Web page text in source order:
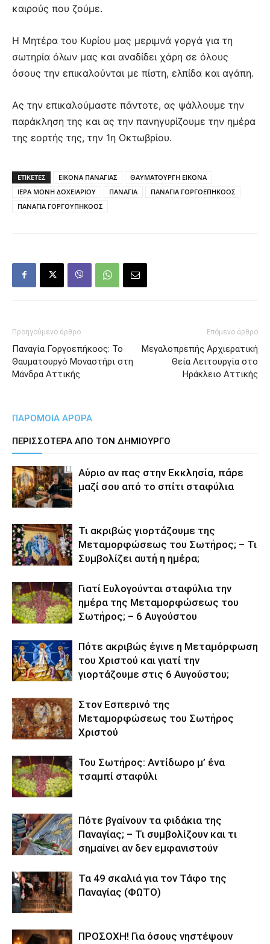
καιρούς που ζούμε.
Η Μητέρα του Κυρίου μας μεριμνά γοργά για τη
σωτηρία όλων μας και αναδίδει χάρη σε όλους
όσους την επικαλούνται με πίστη, ελπίδα και αγάπη.
Ας την επικαλούμαστε πάντοτε, ας ψάλλουμε την
παράκληση της και ας την πανηγυρίζουμε την ημέρα
της εορτής της, την 1η Οκτωβρίου.
ΕΤΙΚΕΤΕΣ ΕΙΚΟΝΑ ΠΑΝΑΓΙΑΣ
ΘΑΥΜΑΤΟΥΡΓΗ ΕΙΚΟΝΑ
ΙΕΡΑ ΜΟΝΗ ΔΟΧΕΙΑΡΙΟΥ
ΠΑΝΑΓΙΑ
ΠΑΝΑΓΙΑ ΓΟΡΓΟΕΠΗΚΟΟΣ
ΠΑΝΑΓΙΑ ΓΟΡΓΟΥΠΗΚΟΟΣ
Προηγούμενο άρθρο
Παναγία Γοργοεπήκοος: Το
Θαυματουργό Μοναστήρι στη
Μάνδρα Αττικής
Επόμενο άρθρο
Μεγαλοπρεπής Αρχιερατική
Θεία Λειτουργία στο
Ηράκλειο Αττικής
ΠΑΡΟΜΟΙΑ ΑΡΘΡΑ
ΠΕΡΙΣΣΟΤΕΡΑ ΑΠΟ ΤΟΝ ΔΗΜΙΟΥΡΓΟ
Αύριο αν πας στην Εκκλησία, πάρε
μαζί σου από το σπίτι σταφύλια
Τι ακριβώς γιορτάζουμε της
Μεταμορφώσεως του Σωτήρος; – Τι
Συμβολίζει αυτή η ημέρα;
Γιατί Ευλογούνται σταφύλια την
ημέρα της Μεταμορφώσεως του
Σωτήρος; – 6 Αυγούστου
Πότε ακριβώς έγινε η Μεταμόρφωση
του Χριστού και γιατί την
γιορτάζουμε στις 6 Αυγούστου;
Στον Εσπερινό της
Μεταμορφώσεως του Σωτήρος
Χριστού
Του Σωτήρος: Αντίδωρο μ’ ένα
τσαμπί σταφύλι
Πότε βγαίνουν τα φιδάκια της
Παναγίας; – Τι συμβολίζουν και τι
σημαίνει αν δεν εμφανιστούν
Τα 49 σκαλιά για τον Τάφο της
Παναγίας (ΦΩΤΟ)
ΠΡΟΣΟΧΗ! Για όσους νηστέψουν